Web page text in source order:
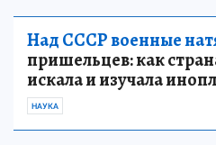
Над СССР военные
пришельцев: как
искала и изучала
НАУКА